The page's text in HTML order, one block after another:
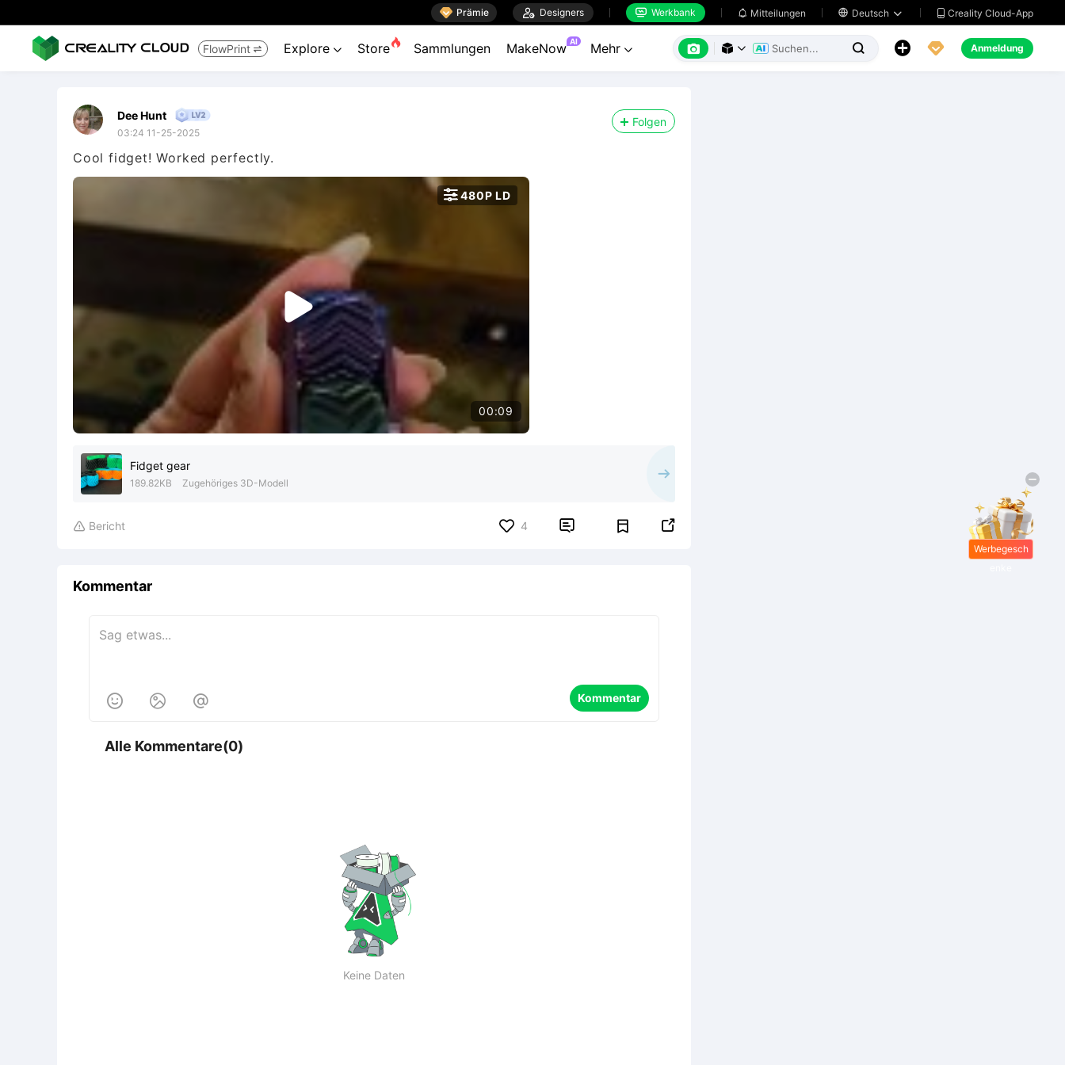
 Prämie  Designers  Werkbank  Mitteilungen  Deutsch   Creality Cloud-App
FlowPrint  Explore  Store Sammlungen MakeNow AI Mehr        Anmeldung
Dee Hunt
03:24 11-25-2025
Folgen
Cool fidget! Worked perfectly.
00:09

480P LD
Fidget gear
189.82KB Zugehöriges 3D-Modell
 Bericht 4  
Kommentar
   Kommentar
Alle Kommentare(0)
Keine Daten
Werbegesch